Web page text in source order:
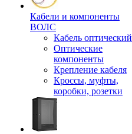
Кабели и компоненты
ВОЛС
Кабель оптический
Оптические
компоненты
Крепление кабеля
Кроссы, муфты,
коробки, розетки